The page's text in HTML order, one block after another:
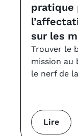
Lire
pratique
sur les
Trouver le
mission au
le nerf de